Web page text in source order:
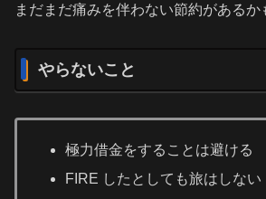
まだまだ痛みを伴わない節約があるか
やらないこと
極力借金をすることは避ける
FIRE したとしても旅はしない